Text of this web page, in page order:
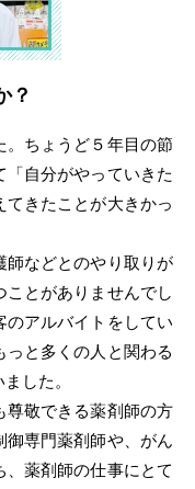
？
。ちょうど５年目の節
「自分がやっていきた
きたことが大きかっ
師などとのやり取りが
とがありませんでし
のアルバイトをしてい
と多くの人と関わる
した。
尊敬できる薬剤師の方
御専門薬剤師や、がん
薬剤師の仕事にとて